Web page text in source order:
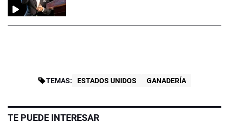
TEMAS: ESTADOS UNIDOS GANADERÍA
TE PUEDE INTERESAR